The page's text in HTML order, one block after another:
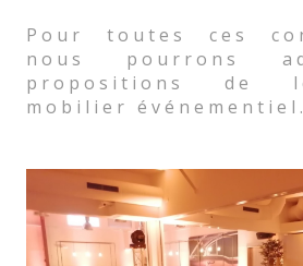
Pour toutes ces
nous pourrons
propositions de
mobilier événementiel.